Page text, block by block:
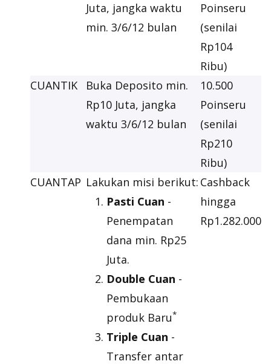
Juta, jangka waktu
min. 3/6/12 bulan
Poinseru
(senilai
Rp104
Ribu)
CUANTIK
Buka Deposito min.
Rp10 Juta, jangka
waktu 3/6/12 bulan
10.500
Poinseru
(senilai
Rp210
Ribu)
CUANTAP Lakukan misi berikut:
Pasti Cuan -
Penempatan
dana min. Rp25
Juta.
Double Cuan -
Pembukaan
produk Baru*
Triple Cuan -
Transfer antar
Cashback
hingga
Rp1.282.000